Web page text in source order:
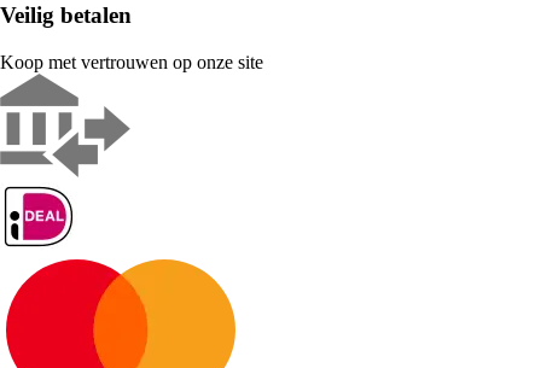
Veilig betalen
Koop met vertrouwen op onze site